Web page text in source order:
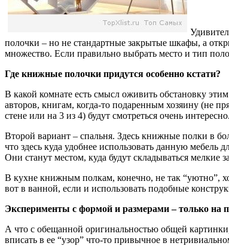
полочки – но не стандартные закрытые шкафы, а
множество. Если правильно выбрать место и тип
Где книжные полочки придутся особенно кстати?
В какой комнате есть смысл оживить обстановку
авторов, книгам, когда-то подаренным хозяину (не
стене или на 3 из 4) будут смотреться очень
Второй вариант – спальня. Здесь книжные полки в
что здесь куда удобнее использовать данную мебель
Они станут местом, куда будут складываться мелкие
В кухне книжным полкам, конечно, не так “уютно”,
вот в ванной, если и использовать подобные
Эксперименты с формой и размерами – только на
А что с обещанной оригинальностью общей
вписать в ее “узор” что-то привычное в